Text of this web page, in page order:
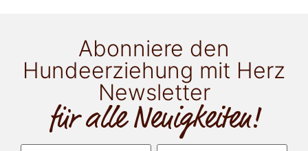
Abonniere den
Hundeerziehung mit Herz
Newsletter
für alle Neuigkeiten!